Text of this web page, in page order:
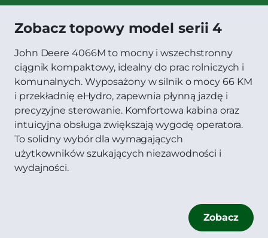
Zobacz topowy model serii 4
John Deere 4066M to mocny i wszechstronny
ciągnik kompaktowy, idealny do prac rolniczych i
komunalnych. Wyposażony w silnik o mocy 66 KM
i przekładnię eHydro, zapewnia płynną jazdę i
precyzyjne sterowanie. Komfortowa kabina oraz
intuicyjna obsługa zwiększają wygodę operatora.
To solidny wybór dla wymagających
użytkowników szukających niezawodności i
wydajności.
Zobacz